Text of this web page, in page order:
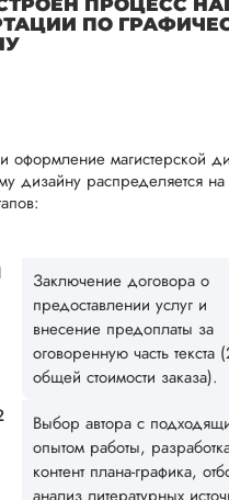
ПРОЦЕСС
ПО
оформление магистерской
дизайну распределяется
Заключение договора о
предоставлении услуг и
внесение предоплаты за
оговоренную часть текста
общей стоимости заказа).
Выбор автора с
опытом работы,
контент плана-графика,